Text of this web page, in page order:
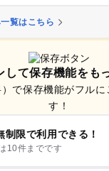
覧はこちら
して保存機能をも
で保存機能がフルに
す！
制限で利用できる！
10件までです